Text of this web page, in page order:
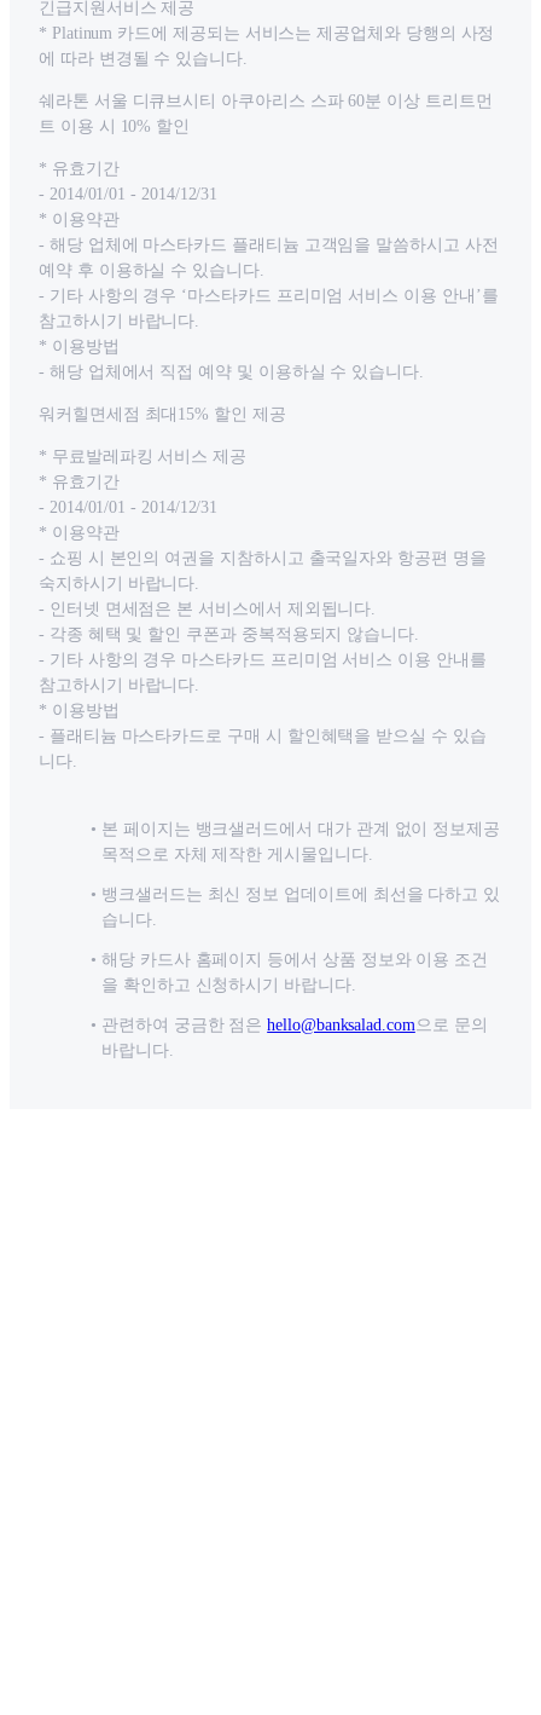
긴급지원서비스 제공
* Platinum 카드에 제공되는 서비스는 제공업체와 당행의 사정
에 따라 변경될 수 있습니다.
쉐라톤 서울 디큐브시티 아쿠아리스 스파 60분 이상 트리트먼
트 이용 시 10% 할인
* 유효기간
- 2014/01/01 - 2014/12/31
* 이용약관
- 해당 업체에 마스타카드 플래티늄 고객임을 말씀하시고 사전
예약 후 이용하실 수 있습니다.
- 기타 사항의 경우 ‘마스타카드 프리미엄 서비스 이용 안내’를
참고하시기 바랍니다.
* 이용방법
- 해당 업체에서 직접 예약 및 이용하실 수 있습니다.
워커힐면세점 최대15% 할인 제공
* 무료발레파킹 서비스 제공
* 유효기간
- 2014/01/01 - 2014/12/31
* 이용약관
- 쇼핑 시 본인의 여권을 지참하시고 출국일자와 항공편 명을
숙지하시기 바랍니다.
- 인터넷 면세점은 본 서비스에서 제외됩니다.
- 각종 혜택 및 할인 쿠폰과 중복적용되지 않습니다.
- 기타 사항의 경우 마스타카드 프리미엄 서비스 이용 안내를
참고하시기 바랍니다.
* 이용방법
- 플래티늄 마스타카드로 구매 시 할인혜택을 받으실 수 있습
니다.
본 페이지는 뱅크샐러드에서 대가 관계 없이 정보제공
목적으로 자체 제작한 게시물입니다.
뱅크샐러드는 최신 정보 업데이트에 최선을 다하고 있
습니다.
해당 카드사 홈페이지 등에서 상품 정보와 이용 조건
을 확인하고 신청하시기 바랍니다.
관련하여 궁금한 점은 hello@banksalad.com으로 문의
바랍니다.